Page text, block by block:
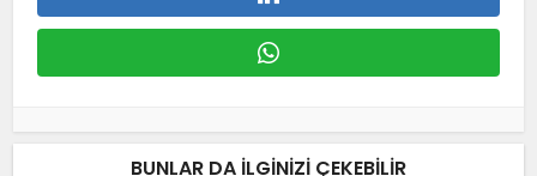
BUNLAR DA ILGINIZI ÇEKEBILIR